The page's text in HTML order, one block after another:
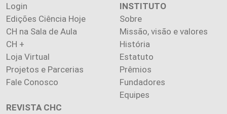
Login
Edições Ciência Hoje
CH na Sala de Aula
CH +
Loja Virtual
Projetos e Parcerias
Fale Conosco
INSTITUTO
Sobre
Missão, visão e valores
História
Estatuto
Prêmios
Fundadores
Equipes
REVISTA CHC